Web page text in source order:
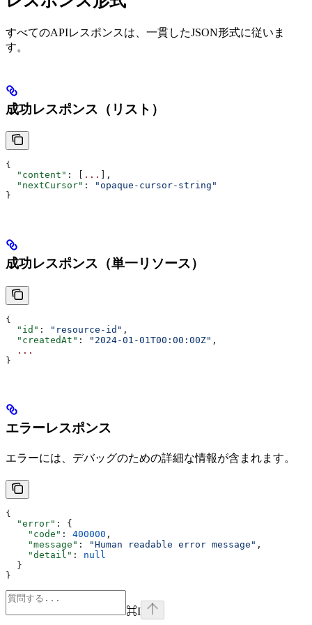
すべてのAPIレスポンスは、一貫したJSON形式に従いま
す。
成功レスポンス（リスト）
{
  "content"
: [ ...
],
  "nextCursor"
:
"opaque-cursor-string"
}
成功レスポンス（単一リソース）
{
  "id"
: "resource-id" ,
  "createdAt"
: "2024-01-01T00:00:00Z" ,
  ...
}
エラーレスポンス
エラーには、デバッグのための詳細な情報が含まれます。
{
  "error"
: {
    "code"
: 400000 ,
    "message"
: "Human readable error message" ,
    "detail"
: null
  }
}
⌘I